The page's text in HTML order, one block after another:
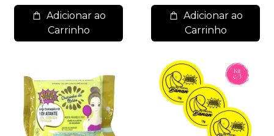
Adicionar ao
Carrinho
Adicionar ao
Carrinho